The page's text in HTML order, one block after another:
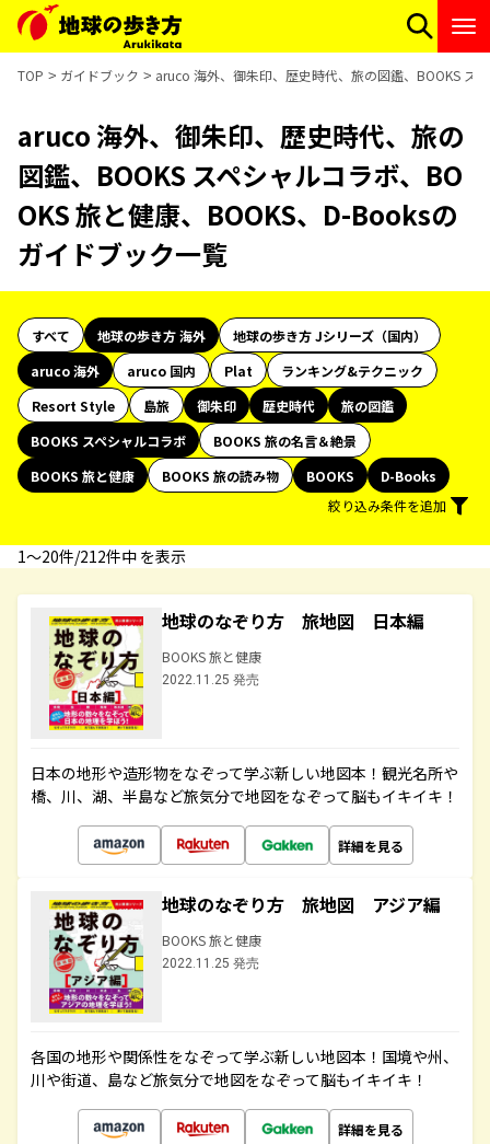
TOP ガイドブック aruco 海外、御朱印、歴史時代、旅の図鑑、BOOKS ス
aruco 海外、御朱印、歴史時代、旅の
図鑑、BOOKS スペシャルコラボ、BO
OKS 旅と健康、BOOKS、D-Booksの
ガイドブック一覧
すべて 地球の歩き方 海外
地球の歩き方 Jシリーズ（国内）
aruco 海外
aruco 国内 Plat
ランキング&テクニック
Resort Style
島旅 御朱印 歴史時代
旅の図鑑
BOOKS スペシャルコラボ
BOOKS 旅の名言＆絶景
BOOKS 旅と健康
BOOKS 旅の読み物 BOOKS
D-Books
絞り込み条件を追加
1〜20件/212件中 を表示
地球のなぞり方 旅地図 日本編
BOOKS 旅と健康
2022.11.25 発売
日本の地形や造形物をなぞって学ぶ新しい地図本！観光名所や
橋、川、湖、半島など旅気分で地図をなぞって脳もイキイキ！
詳細を見る
地球のなぞり方 旅地図 アジア編
BOOKS 旅と健康
2022.11.25 発売
各国の地形や関係性をなぞって学ぶ新しい地図本！国境や州、
川や街道、島など旅気分で地図をなぞって脳もイキイキ！
詳細を見る